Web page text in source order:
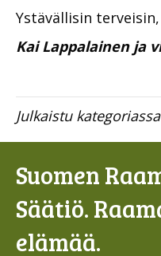
Ystävällisin terveisin,
Kai Lappalainen ja
Julkaistu kategoriassa
Suomen
Säätiö.
elämää.